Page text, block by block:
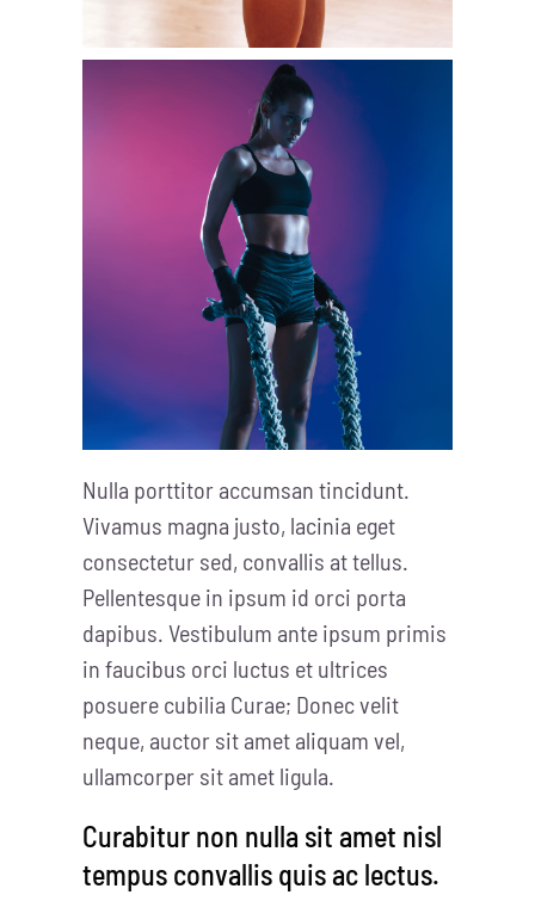
Nulla porttitor accumsan tincidunt.
Vivamus magna justo, lacinia eget
consectetur sed, convallis at tellus.
Pellentesque in ipsum id orci porta
dapibus. Vestibulum ante ipsum primis
in faucibus orci luctus et ultrices
posuere cubilia Curae; Donec velit
neque, auctor sit amet aliquam vel,
ullamcorper sit amet ligula.
Curabitur non nulla sit amet nisl
tempus convallis quis ac lectus.